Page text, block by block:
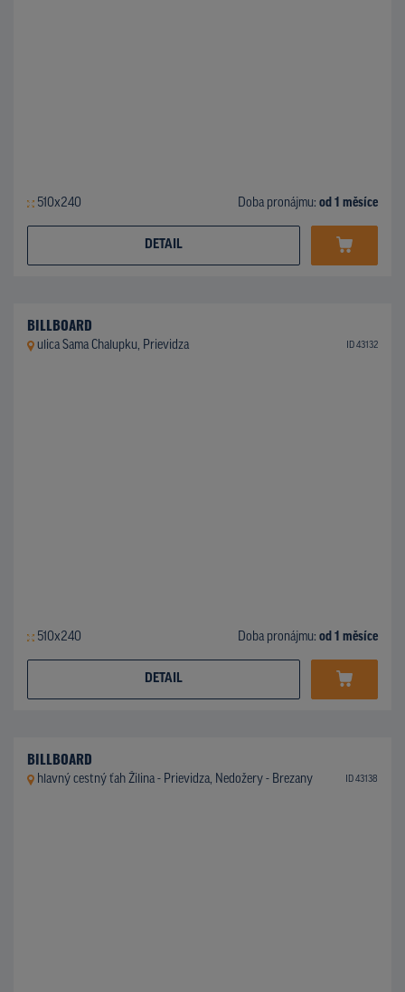
510x240 Doba pronájmu: od 1 měsíce
DETAIL
BILLBOARD
ulica Sama Chalupku, Prievidza ID 43132
510x240 Doba pronájmu: od 1 měsíce
DETAIL
BILLBOARD
hlavný cestný ťah Žilina - Prievidza, Nedožery - Brezany ID 43138